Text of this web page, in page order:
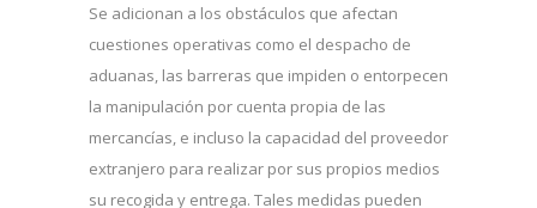
Se adicionan a los obstáculos que afectan
cuestiones operativas como el despacho de
aduanas, las barreras que impiden o entorpecen
la manipulación por cuenta propia de las
mercancías, e incluso la capacidad del proveedor
extranjero para realizar por sus propios medios
su recogida y entrega. Tales medidas pueden